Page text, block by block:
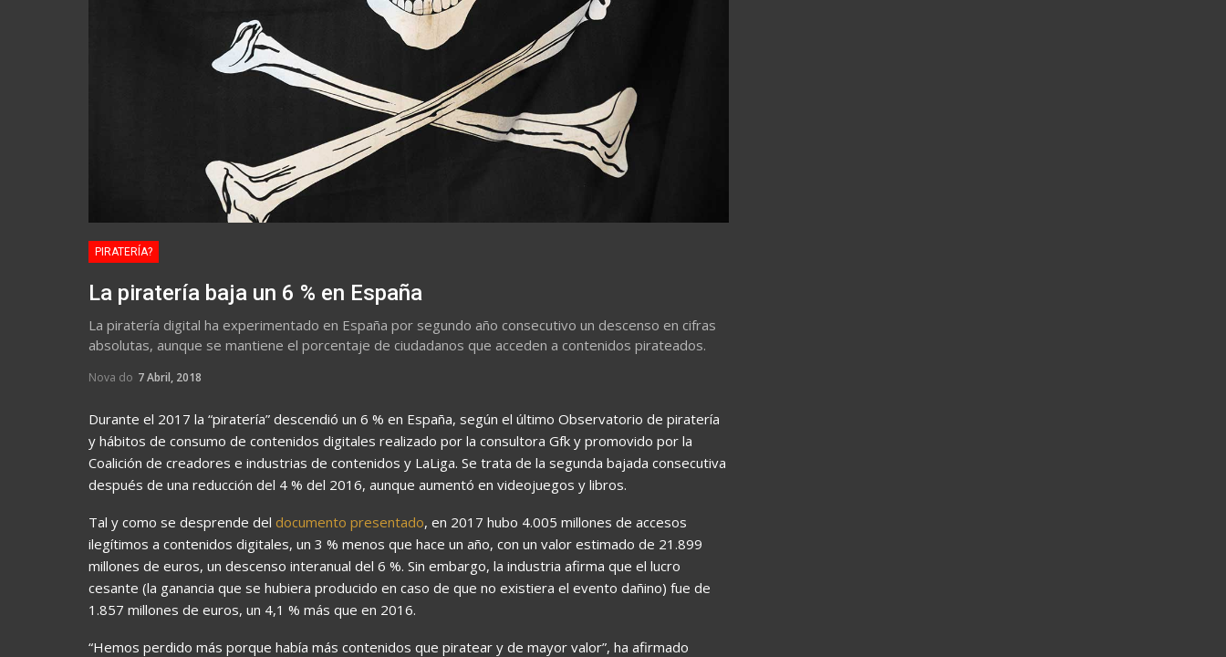
PIRATERÍA?
La piratería baja un 6 % en España
La piratería digital ha experimentado en España por segundo año consecutivo un descenso en cifras
absolutas, aunque se mantiene el porcentaje de ciudadanos que acceden a contenidos pirateados.
Nova do 7 Abril, 2018
Durante el 2017 la “piratería” descendió un 6 % en España, según el último Observatorio de piratería
y hábitos de consumo de contenidos digitales realizado por la consultora Gfk y promovido por la
Coalición de creadores e industrias de contenidos y LaLiga. Se trata de la segunda bajada consecutiva
después de una reducción del 4 % del 2016, aunque aumentó en videojuegos y libros.
Tal y como se desprende del documento presentado, en 2017 hubo 4.005 millones de accesos
ilegítimos a contenidos digitales, un 3 % menos que hace un año, con un valor estimado de 21.899
millones de euros, un descenso interanual del 6 %. Sin embargo, la industria afirma que el lucro
cesante (la ganancia que se hubiera producido en caso de que no existiera el evento dañino) fue de
1.857 millones de euros, un 4,1 % más que en 2016.
“Hemos perdido más porque había más contenidos que piratear y de mayor valor”, ha afirmado